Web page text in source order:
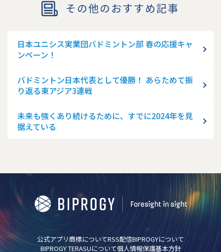
その他のおすすめ記事
日本ユニシス実業団バドミントン部 春の応援キャ
ンペーン！
バドミントン日本代表として優勝！ あらためて振
り返る東アジア3連戦
未来も強くあり続けるために、すでに2024年を見
据えている
公式アプリ 商標についてRSS配信BIPROGYについて
BIPROGY TERASUについて個人情報保護基本方針